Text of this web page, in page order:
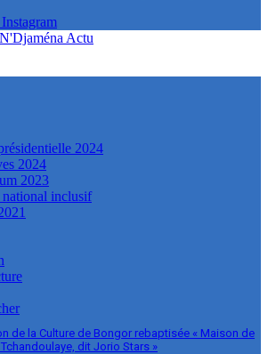
Instagram
2024
2024
2023
inclusif
de la Culture de Bongor rebaptisée « Maison de
Tchandoulaye, dit Jorio Stars »